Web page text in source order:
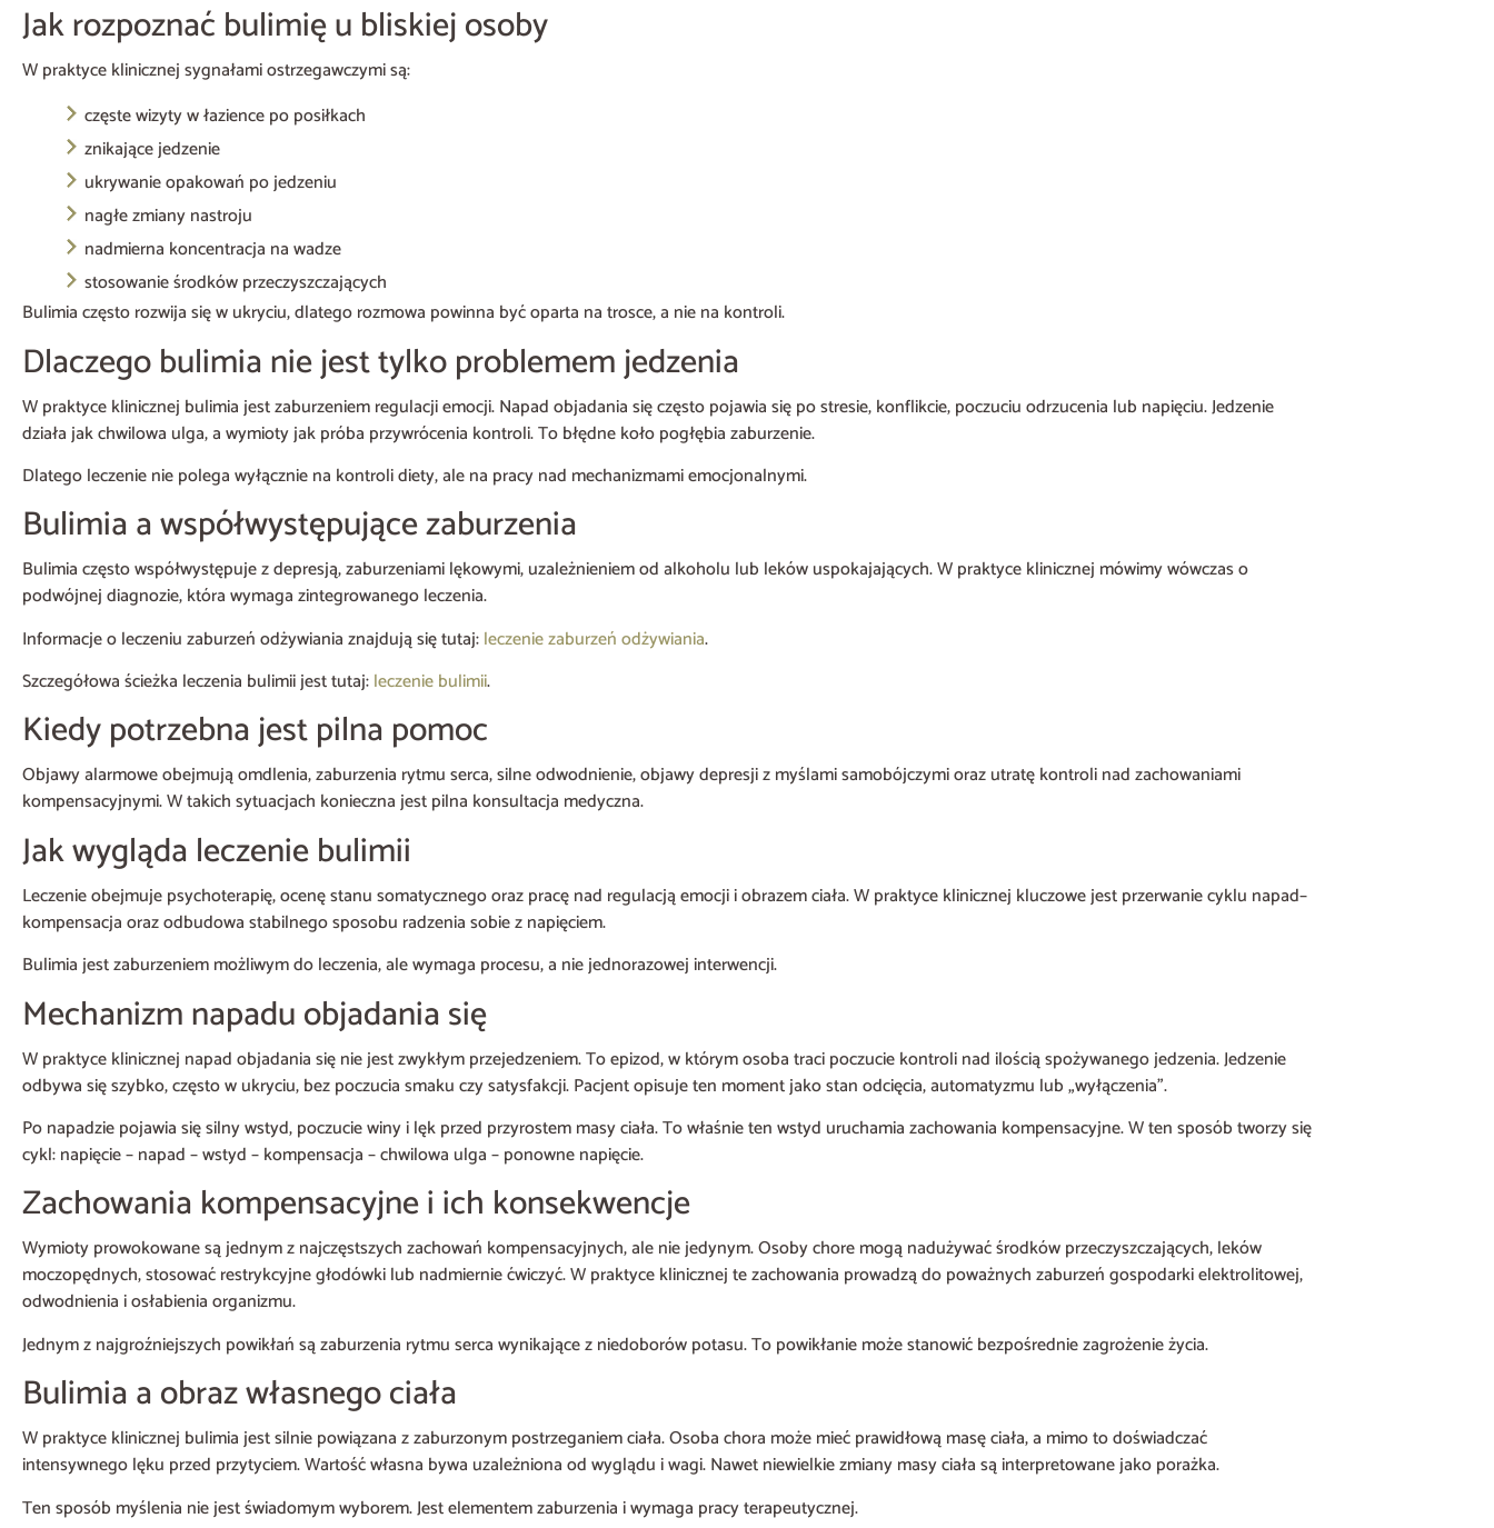
Jak rozpoznać bulimię u bliskiej osoby
W praktyce klinicznej sygnałami ostrzegawczymi są:
częste wizyty w łazience po posiłkach
znikające jedzenie
ukrywanie opakowań po jedzeniu
nagłe zmiany nastroju
nadmierna koncentracja na wadze
stosowanie środków przeczyszczających
Bulimia często rozwija się w ukryciu, dlatego rozmowa powinna być oparta na trosce, a nie na kontroli.
Dlaczego bulimia nie jest tylko problemem jedzenia
W praktyce klinicznej bulimia jest zaburzeniem regulacji emocji. Napad objadania się często pojawia się po stresie, konflikcie, poczuciu odrzucenia lub napięciu. Jedzenie
działa jak chwilowa ulga, a wymioty jak próba przywrócenia kontroli. To błędne koło pogłębia zaburzenie.
Dlatego leczenie nie polega wyłącznie na kontroli diety, ale na pracy nad mechanizmami emocjonalnymi.
Bulimia a współwystępujące zaburzenia
Bulimia często współwystępuje z depresją, zaburzeniami lękowymi, uzależnieniem od alkoholu lub leków uspokajających. W praktyce klinicznej mówimy wówczas o
podwójnej diagnozie, która wymaga zintegrowanego leczenia.
Informacje o leczeniu zaburzeń odżywiania znajdują się tutaj:leczenie zaburzeń odżywiania.
Szczegółowa ścieżka leczenia bulimii jest tutaj:leczenie bulimii.
Kiedy potrzebna jest pilna pomoc
Objawy alarmowe obejmują omdlenia, zaburzenia rytmu serca, silne odwodnienie, objawy depresji z myślami samobójczymi oraz utratę kontroli nad zachowaniami
kompensacyjnymi. W takich sytuacjach konieczna jest pilna konsultacja medyczna.
Jak wygląda leczenie bulimii
Leczenie obejmuje psychoterapię, ocenę stanu somatycznego oraz pracę nad regulacją emocji i obrazem ciała. W praktyce klinicznej kluczowe jest przerwanie cyklu napad–
kompensacja oraz odbudowa stabilnego sposobu radzenia sobie z napięciem.
Bulimia jest zaburzeniem możliwym do leczenia, ale wymaga procesu, a nie jednorazowej interwencji.
Mechanizm napadu objadania się
W praktyce klinicznej napad objadania się nie jest zwykłym przejedzeniem. To epizod, w którym osoba traci poczucie kontroli nad ilością spożywanego jedzenia. Jedzenie
odbywa się szybko, często w ukryciu, bez poczucia smaku czy satysfakcji. Pacjent opisuje ten moment jako stan odcięcia, automatyzmu lub „wyłączenia”.
Po napadzie pojawia się silny wstyd, poczucie winy i lęk przed przyrostem masy ciała. To właśnie ten wstyd uruchamia zachowania kompensacyjne. W ten sposób tworzy się
cykl: napięcie – napad – wstyd – kompensacja – chwilowa ulga – ponowne napięcie.
Zachowania kompensacyjne i ich konsekwencje
Wymioty prowokowane są jednym z najczęstszych zachowań kompensacyjnych, ale nie jedynym. Osoby chore mogą nadużywać środków przeczyszczających, leków
moczopędnych, stosować restrykcyjne głodówki lub nadmiernie ćwiczyć. W praktyce klinicznej te zachowania prowadzą do poważnych zaburzeń gospodarki elektrolitowej,
odwodnienia i osłabienia organizmu.
Jednym z najgroźniejszych powikłań są zaburzenia rytmu serca wynikające z niedoborów potasu. To powikłanie może stanowić bezpośrednie zagrożenie życia.
Bulimia a obraz własnego ciała
W praktyce klinicznej bulimia jest silnie powiązana z zaburzonym postrzeganiem ciała. Osoba chora może mieć prawidłową masę ciała, a mimo to doświadczać
intensywnego lęku przed przytyciem. Wartość własna bywa uzależniona od wyglądu i wagi. Nawet niewielkie zmiany masy ciała są interpretowane jako porażka.
Ten sposób myślenia nie jest świadomym wyborem. Jest elementem zaburzenia i wymaga pracy terapeutycznej.